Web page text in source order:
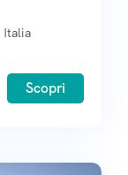
Italia
Scopri